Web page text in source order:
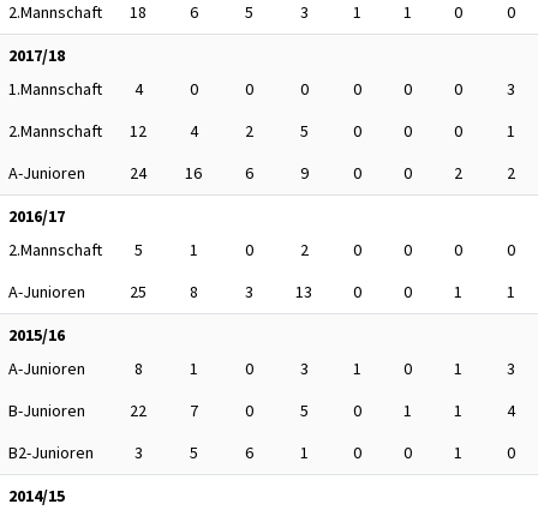
2.Mannschaft
18 6 5 3 1 1 0
0
2017/18
1.Mannschaft
4 0 0 0 0 0 0
3
2.Mannschaft
12 4 2 5 0 0 0
1
A-Junioren
24 16 6 9 0 0 2
2
2016/17
2.Mannschaft
5 1 0 2 0 0 0
0
A-Junioren
25 8 3 13 0 0 1
1
2015/16
A-Junioren
8 1 0 3 1 0 1
3
B-Junioren
22 7 0 5 0 1 1
4
B2-Junioren
3 5 6 1 0 0 1
0
2014/15